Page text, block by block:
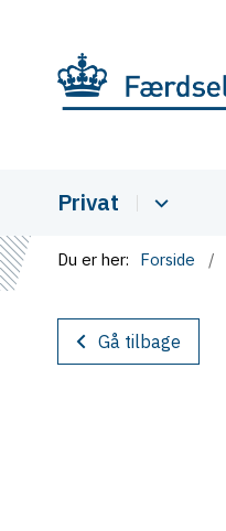
Privat
Du er her: Forside
Gå tilbage